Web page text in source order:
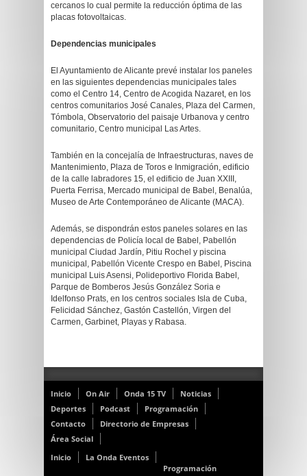
cercanos lo cual permite la reducción óptima de las
placas fotovoltaicas.
Dependencias municipales
El Ayuntamiento de Alicante prevé instalar los paneles
en las siguientes dependencias municipales tales
como el Centro 14, Centro de Acogida Nazaret, en los
centros comunitarios José Canales, Plaza del Carmen,
Tómbola, Observatorio del paisaje Urbanova y centro
comunitario, Centro municipal Las Artes.
También en la concejalía de Infraestructuras, naves de
Mantenimiento, Plaza de Toros e Inmigración, edificio
de la calle labradores 15, el edificio de Juan XXIII,
Puerta Ferrisa, Mercado municipal de Babel, Benalúa,
Museo de Arte Contemporáneo de Alicante (MACA).
Además, se dispondrán estos paneles solares en las
dependencias de Policía local de Babel, Pabellón
municipal Ciudad Jardín, Pitiu Rochel y piscina
municipal, Pabellón Vicente Crespo en Babel, Piscina
municipal Luis Asensi, Polideportivo Florida Babel,
Parque de Bomberos Jesús González Soria e
Idelfonso Prats, en los centros sociales Isla de Cuba,
Felicidad Sánchez, Gastón Castellón, Virgen del
Carmen, Garbinet, Playas y Rabasa.
Inicio On Air Onda 15 TV
Noticias
Deportes
Podcast
Programación
Contacto
Directorio de Empresas
Área Social
Inicio
La Onda Eventos
Programación